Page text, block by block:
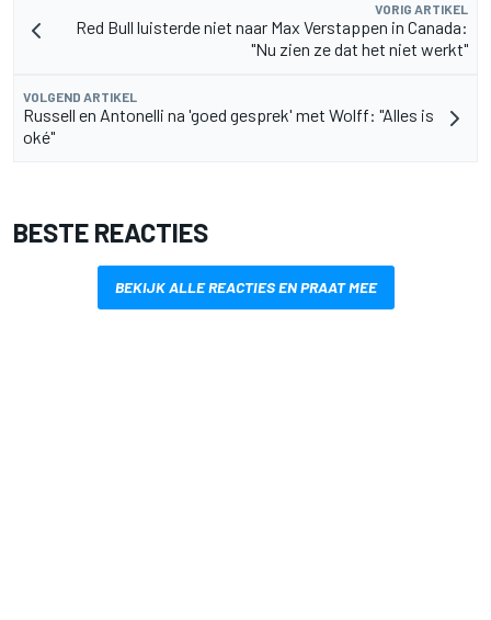
VORIG ARTIKEL
Red Bull luisterde niet naar Max Verstappen in Canada:
"Nu zien ze dat het niet werkt"
VOLGEND ARTIKEL
Russell en Antonelli na 'goed gesprek' met Wolff: "Alles is
oké"
BESTE REACTIES
BEKIJK ALLE REACTIES EN PRAAT MEE